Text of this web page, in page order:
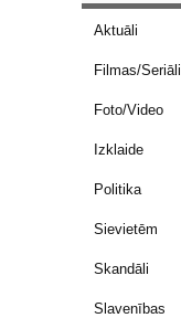
Aktuāli
Filmas/Seriāli
Foto/Video
Izklaide
Politika
Sievietēm
Skandāli
Slavenības